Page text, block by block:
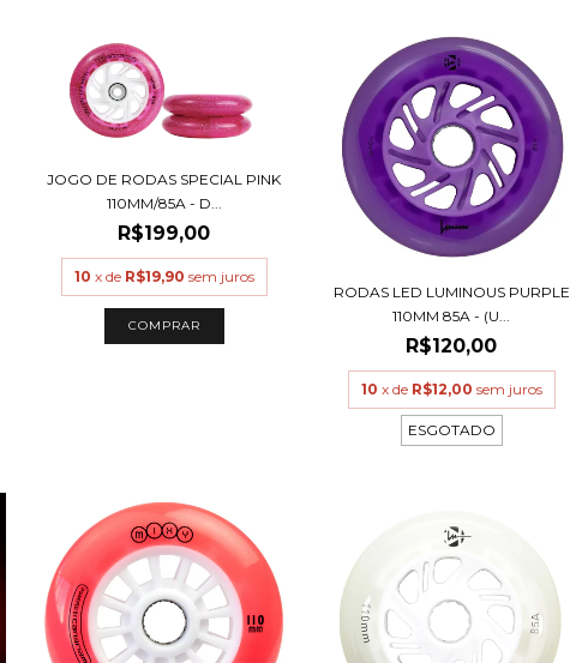
JOGO DE RODAS SPECIAL PINK
110MM/85A - D...
R$199,00
10 x de R$19,90 sem juros
RODAS LED LUMINOUS PURPLE
110MM 85A - (U...
R$120,00
10 x de R$12,00 sem juros
ESGOTADO